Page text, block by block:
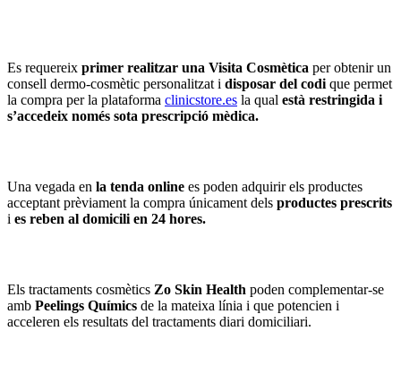
Es requereix primer realitzar una Visita Cosmètica per obtenir un
consell dermo-cosmètic personalitzat i disposar del codi que permet
la compra per la plataforma clinicstore.es la qual està restringida i
s’accedeix només sota prescripció mèdica.
Una vegada en la tenda online es poden adquirir els productes
acceptant prèviament la compra únicament dels productes prescrits
i es reben al domicili en 24 hores.
Els tractaments cosmètics Zo Skin Health poden complementar-se
amb Peelings Químics de la mateixa línia i que potencien i
acceleren els resultats del tractaments diari domiciliari.